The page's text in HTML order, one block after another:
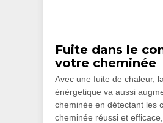
Fuite dans le
votre cheminée
Avec une fuite de chaleur,
énérgetique va aussi
cheminée en détectant les
cheminée réussi et